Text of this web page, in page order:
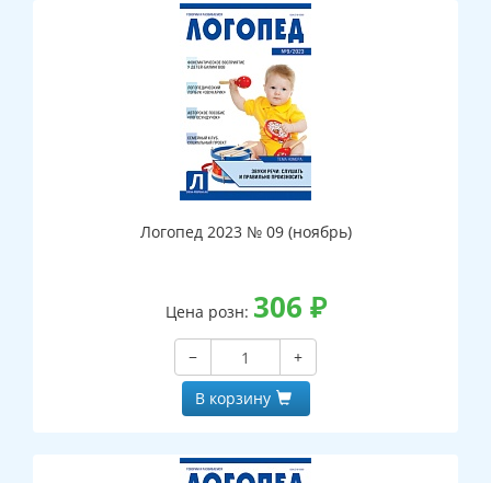
Логопед 2023 № 09 (ноябрь)
Цена розн: 306 ₽
−
+
В корзину